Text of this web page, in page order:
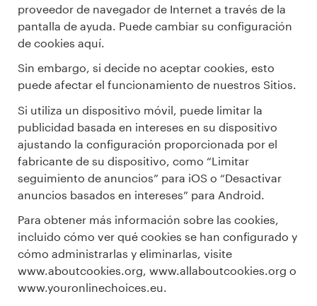
proveedor de navegador de Internet a través de la
pantalla de ayuda. Puede cambiar su configuración
de cookies aquí.
Sin embargo, si decide no aceptar cookies, esto
puede afectar el funcionamiento de nuestros Sitios.
Si utiliza un dispositivo móvil, puede limitar la
publicidad basada en intereses en su dispositivo
ajustando la configuración proporcionada por el
fabricante de su dispositivo, como “Limitar
seguimiento de anuncios” para iOS o “Desactivar
anuncios basados en intereses” para Android.
Para obtener más información sobre las cookies,
incluido cómo ver qué cookies se han configurado y
cómo administrarlas y eliminarlas, visite
www.aboutcookies.org, www.allaboutcookies.org o
www.youronlinechoices.eu.